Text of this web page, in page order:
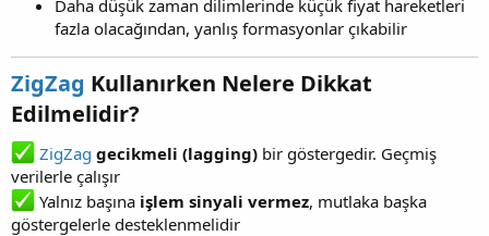
Daha düşük zaman dilimlerinde küçük fiyat hareketleri
fazla olacağından, yanlış formasyonlar çıkabilir
ZigZag Kullanırken Nelere Dikkat
Edilmelidir?​
ZigZag gecikmeli (lagging) bir göstergedir. Geçmiş
verilerle çalışır
Yalnız başına işlem sinyali vermez, mutlaka başka
göstergelerle desteklenmelidir